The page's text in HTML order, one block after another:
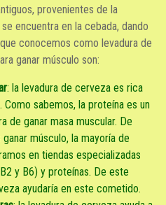
provenientes de la
encuentra en la cebada, dando
conocemos como levadura de
ganar músculo son:
: la levadura de cerveza es rica
sabemos, la proteína es un
de ganar masa muscular. De
músculo, la mayoría de
en tiendas especializadas
y B6) y proteínas. De este
ayudaría en este cometido.